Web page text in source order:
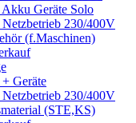
Geräte Solo
230/400V
(f.Maschinen)
Geräte
230/400V
(STE,KS)